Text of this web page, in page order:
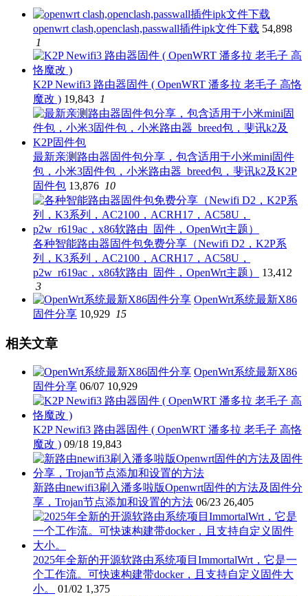
openwrt clash,openclash,passwall插件ipk文件下载 54,898
1
K2P Newifi3 路由器固件 ( OpenWRT 潘多拉 老毛子 高恪
魔改 ) 19,843 1
最新亲测路由器固件包分享，包含适用于小米mini固件
包，小米3固件包，小米路由器_breed包，斐讯k2及K2P
固件包 13,876 10
各种智能路由器固件包免费分享（Newifi D2，K2P系
列，K3系列，AC2100，ACRH17，AC58U，
p2w_r619ac，x86软路由_固件，OpenWrt主题）
13,412
3
OpenWrt系统最新X86
固件分享 10,929 15
相关文章
OpenWrt系统最新X86
固件分享 06/07 10,929
K2P Newifi3 路由器固件 ( OpenWRT 潘多拉 老毛子 高恪
魔改 ) 09/18 19,843
新路由newifi3刷入潘多啦版Openwrt固件的方法及固件分
享，Trojan节点添加和设置的方法 06/23 26,405
2025年全新的开源软路由系统项目ImmortalWrt，它是一
个工作流。可快速构建带docker，且支持自定义固件大
小。
01/02 1,375